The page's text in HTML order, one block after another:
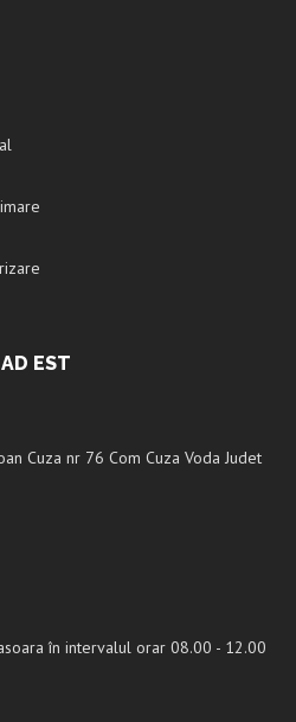
EST
Cuza nr 76 Com Cuza Voda Judet
în intervalul orar 08.00 - 12.00